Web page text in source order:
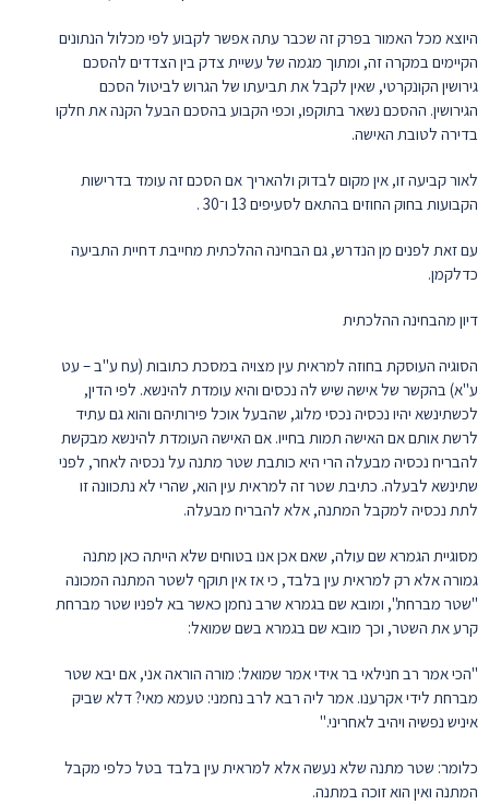
היוצא מכל האמור בפרק זה שכבר עתה אפשר לקבוע לפי מכלול הנתונים
הקיימים במקרה זה, ומתוך מגמה של עשיית צדק בין הצדדים להסכם
גירושין הקונקרטי, שאין לקבל את תביעתו של הגרוש לביטול הסכם
הגירושין. ההסכם נשאר בתוקפו, וכפי הקבוע בהסכם הבעל הקנה את חלקו
בדירה לטובת האישה.
לאור קביעה זו, אין מקום לבדוק ולהאריך אם הסכם זה עומד בדרישות
הקבועות בחוק החוזים בהתאם לסעיפים 13 ו־30 .
עם זאת לפנים מן הנדרש, גם הבחינה ההלכתית מחייבת דחיית התביעה
כדלקמן.
דיון מהבחינה ההלכתית
הסוגיה העוסקת בחוזה למראית עין מצויה במסכת כתובות (עח ע"ב – עט
ע"א) בהקשר של אישה שיש לה נכסים והיא עומדת להינשא. לפי הדין,
לכשתינשא יהיו נכסיה נכסי מלוג, שהבעל אוכל פירותיהם והוא גם עתיד
לרשת אותם אם האישה תמות בחייו. אם האישה העומדת להינשא מבקשת
להבריח נכסיה מבעלה הרי היא כותבת שטר מתנה על נכסיה לאחר, לפני
שתינשא לבעלה. כתיבת שטר זה למראית עין הוא, שהרי לא נתכוונה זו
לתת נכסיה למקבל המתנה, אלא להבריח מבעלה.
מסוגיית הגמרא שם עולה, שאם אכן אנו בטוחים שלא הייתה כאן מתנה
גמורה אלא רק למראית עין בלבד, כי אז אין תוקף לשטר המתנה המכונה
"שטר מברחת", ומובא שם בגמרא שרב נחמן כאשר בא לפניו שטר מברחת
קרע את השטר, וכך מובא שם בגמרא בשם שמואל:
"הכי אמר רב חנילאי בר אידי אמר שמואל: מורה הוראה אני, אם יבא שטר
מברחת לידי אקרענו. אמר ליה רבא לרב נחמני: טעמא מאי? דלא שביק
איניש נפשיה ויהיב לאחריני."
כלומר: שטר מתנה שלא נעשה אלא למראית עין בלבד בטל כלפי מקבל
המתנה ואין הוא זוכה במתנה.